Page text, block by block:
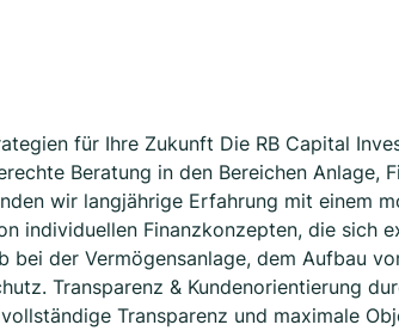
für Ihre Zukunft Die RB Capital
Beratung in den Bereichen Anlage,
wir langjährige Erfahrung mit einem
individuellen Finanzkonzepten, die sich
bei der Vermögensanlage, dem Aufbau
Transparenz & Kundenorientierung
Transparenz und maximale